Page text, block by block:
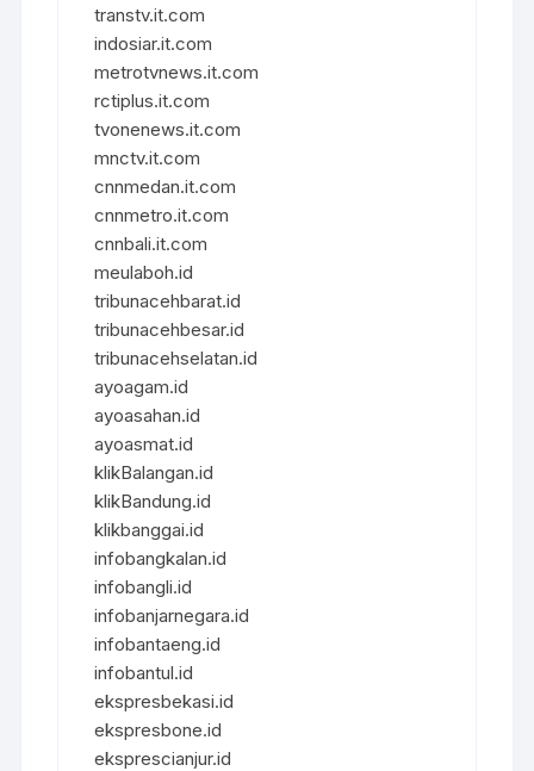
transtv.it.com
indosiar.it.com
metrotvnews.it.com
rctiplus.it.com
tvonenews.it.com
mnctv.it.com
cnnmedan.it.com
cnnmetro.it.com
cnnbali.it.com
meulaboh.id
tribunacehbarat.id
tribunacehbesar.id
tribunacehselatan.id
ayoagam.id
ayoasahan.id
ayoasmat.id
klikBalangan.id
klikBandung.id
klikbanggai.id
infobangkalan.id
infobangli.id
infobanjarnegara.id
infobantaeng.id
infobantul.id
ekspresbekasi.id
ekspresbone.id
eksprescianjur.id